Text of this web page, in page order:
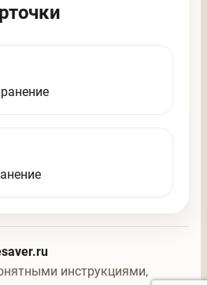
инструкциями,